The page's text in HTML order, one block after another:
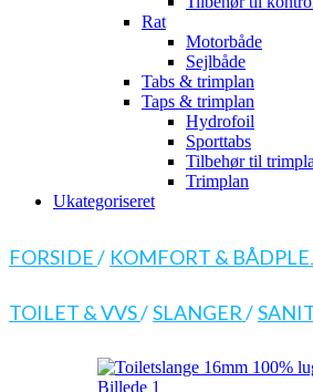
Rat
Motorbåde
Sejlbåde
Tabs & trimplan
Taps & trimplan
Hydrofoil
Sporttabs
Tilbehør til
Trimplan
Ukategoriseret
FORSIDE/ KOMFORT &
TOILET & VVS/SLANGER/